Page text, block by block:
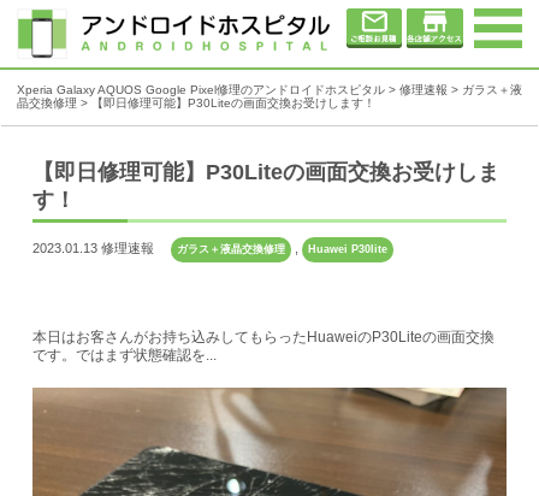
Xperia Galaxy AQUOS Google Pixel修理のアンドロイドホスピタル > 修理速報 > ガラス＋液
晶交換修理 > 【即日修理可能】P30Liteの画面交換お受けします！
【即日修理可能】P30Liteの画面交換お受けしま
す！
2023.01.13 修理速報 ガラス＋液晶交換修理 , Huawei P30lite
本日はお客さんがお持ち込みしてもらったHuaweiのP30Liteの画面交換
です。ではまず状態確認を...